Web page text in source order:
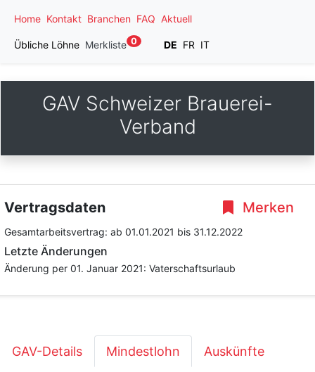
Home Kontakt Branchen FAQ Aktuell
Übliche Löhne Merkliste 0 DE FR IT
GAV Schweizer Brauerei-
Verband
Merken
Vertragsdaten
Gesamtarbeitsvertrag: ab 01.01.2021 bis 31.12.2022
Letzte Änderungen
Änderung per 01. Januar 2021: Vaterschaftsurlaub
GAV-Details Mindestlohn Auskünfte